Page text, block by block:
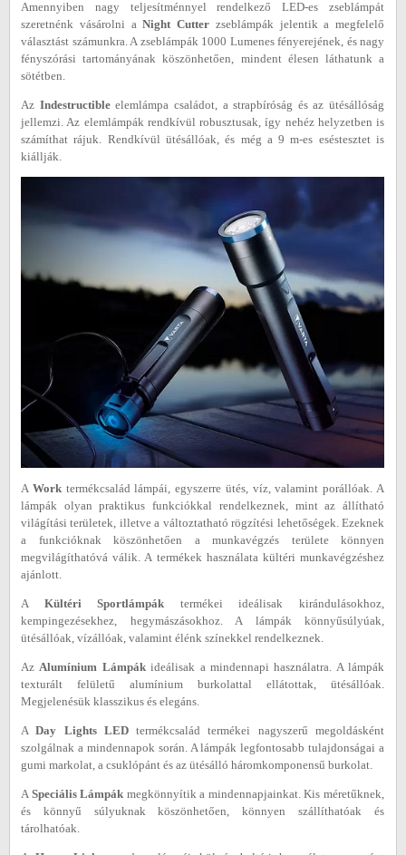
Amennyiben nagy teljesítménnyel rendelkező LED-es zseblámpát
szeretnénk vásárolni aNight Cutter zseblámpák jelentik a megfelelő
választást számunkra. A zseblámpák 1000 Lumenes fényerejének, és nagy
fényszórási tartományának köszönhetően, mindent élesen láthatunk a
sötétben.
Az Indestructibleelemlámpa családot, a strapbíróság és az ütésállóság
jellemzi. Az elemlámpák rendkívül robusztusak, így nehéz helyzetben is
számíthat rájuk. Rendkívül ütésállóak, és még a 9 m-es eséstesztet is
kiállják.
A Worktermékcsalád lámpái, egyszerre ütés, víz, valamint porállóak. A
lámpák olyan praktikus funkciókkal rendelkeznek, mint az állítható
világítási területek, illetve a változtatható rögzítési lehetőségek. Ezeknek
a funkcióknak köszönhetően a munkavégzés területe könnyen
megvilágíthatóvá válik. A termékek használata kültéri munkavégzéshez
ajánlott.
A Kültéri Sportlámpák termékei ideálisak kirándulásokhoz,
kempingezésekhez, hegymászásokhoz. A lámpák könnyűsúlyúak,
ütésállóak, vízállóak, valamint élénk színekkel rendelkeznek.
AzAlumínium Lámpákideálisak a mindennapi használatra. A lámpák
texturált felületű alumínium burkolattal ellátottak, ütésállóak.
Megjelenésük klasszikus és elegáns.
ADay Lights LEDtermékcsalád termékei nagyszerű megoldásként
szolgálnak a mindennapok során. A lámpák legfontosabb tulajdonságai a
gumi markolat, a csuklópánt és az ütésálló háromkomponensű burkolat.
A Speciális Lámpák megkönnyítik a mindennapjainkat. Kis méretűknek,
és könnyű súlyuknak köszönhetően, könnyen szállíthatóak és
tárolhatóak.